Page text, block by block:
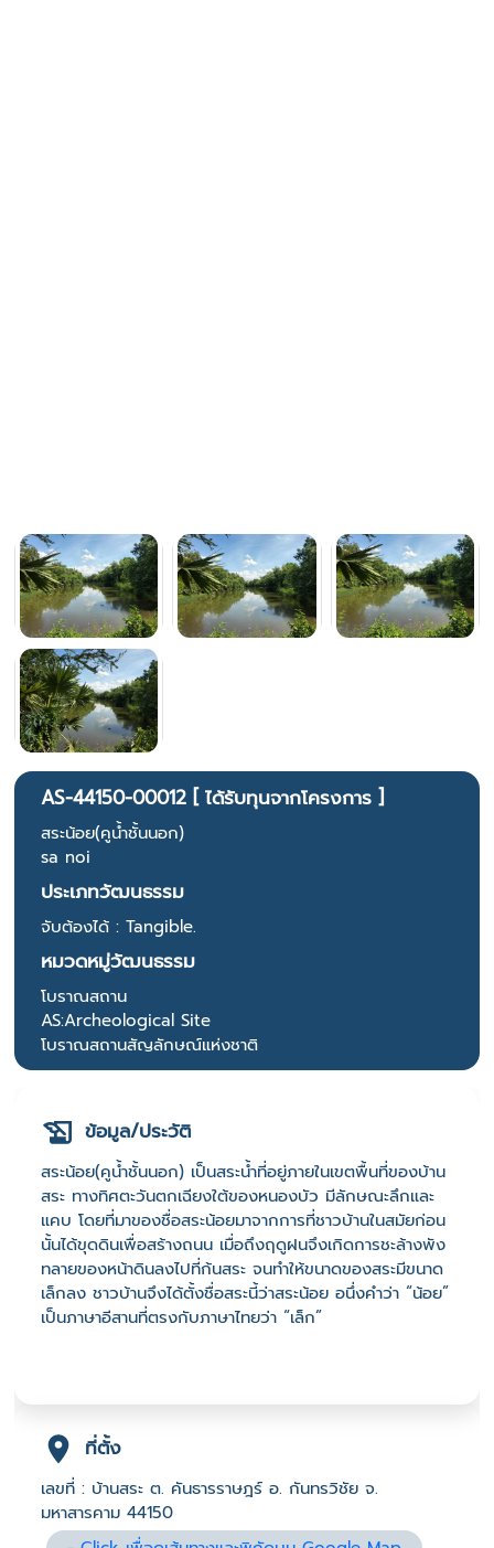
AS-44150-00012 [ ได้รับทุนจากโครงการ ]
สระน้อย(คูน้ำชั้นนอก)
sa noi
ประเภทวัฒนธรรม
จับต้องได้ : Tangible.
หมวดหมู่วัฒนธรรม
โบราณสถาน
AS:Archeological Site
โบราณสถานสัญลักษณ์แห่งชาติ
ข้อมูล/ประวัติ
สระน้อย(คูน้ำชั้นนอก) เป็นสระน้ำที่อยู่ภายในเขตพื้นที่ของบ้าน
สระ ทางทิศตะวันตกเฉียงใต้ของหนองบัว มีลักษณะลึกและ
แคบ โดยที่มาของชื่อสระน้อยมาจากการที่ชาวบ้านในสมัยก่อน
นั้นได้ขุดดินเพื่อสร้างถนน เมื่อถึงฤดูฝนจึงเกิดการชะล้างพัง
ทลายของหน้าดินลงไปที่ก้นสระ จนทำให้ขนาดของสระมีขนาด
เล็กลง ชาวบ้านจึงได้ตั้งชื่อสระนี้ว่าสระน้อย อนึ่งคำว่า “น้อย”
เป็นภาษาอีสานที่ตรงกับภาษาไทยว่า “เล็ก”
ที่ตั้ง
เลขที่ : บ้านสระ ต. คันธารราษฎร์ อ. กันทรวิชัย จ.
มหาสารคาม 44150